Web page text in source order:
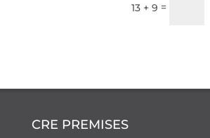
13 + 9 =
CRE PREMISES